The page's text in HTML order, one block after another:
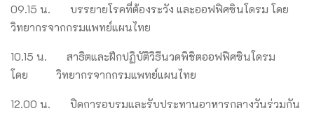
09.15 น. บรรยายโรคที่ต้องระวัง และออฟฟิศซินโดรม โดย
วิทยากรจากกรมแพทย์แผนไทย
10.15 น. สาธิตและฝึกปฏิบัติวิธีนวดพิชิตออฟฟิศซินโดรม
โดย วิทยากรจากกรมแพทย์แผนไทย
12.00 น. ปิดการอบรมและรับประทานอาหารกลางวันร่วมกัน